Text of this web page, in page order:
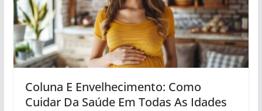
Coluna E Envelhecimento: Como
Cuidar Da Saúde Em Todas As Idades